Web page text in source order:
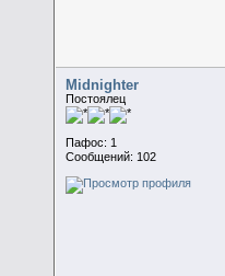
Midnighter
Постоялец
Пафос: 1
Сообщений: 102